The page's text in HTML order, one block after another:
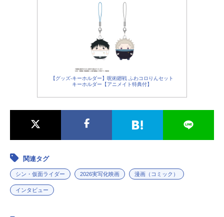
【グッズ-キーホルダー】呪術廻戦 ふわコロりんセット
キーホルダー【アニメイト特典付】
関連タグ
シン・仮面ライダー 2026実写化映画 漫画（コミック）
インタビュー